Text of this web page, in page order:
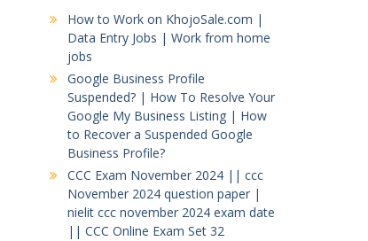
How to Work on KhojoSale.com |
Data Entry Jobs | Work from home
jobs
Google Business Profile
Suspended? | How To Resolve Your
Google My Business Listing | How
to Recover a Suspended Google
Business Profile?
CCC Exam November 2024 || ccc
November 2024 question paper |
nielit ccc november 2024 exam date
|| CCC Online Exam Set 32